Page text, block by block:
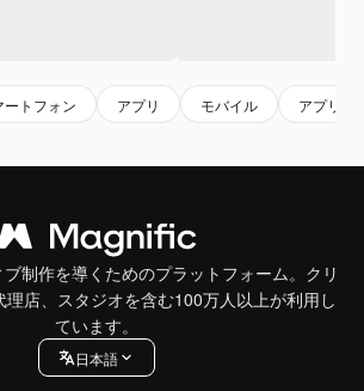
ートフォン アプリ モバイル アプリ画
制作を導くためのプラットフォーム。クリ
理店、スタジオを含む100万人以上が利用し
ています。
日本語